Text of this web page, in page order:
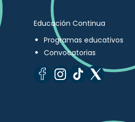
Educación Continua
Programas educativos
Convocatorias